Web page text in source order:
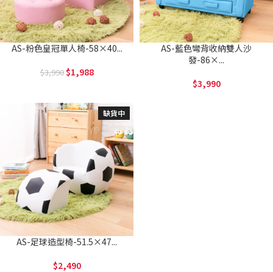
AS-粉色皇冠單人椅-58×40...
3,990 1,988
AS-藍色彎背收納雙人沙
發-86×...
3,990
缺貨中
AS-足球造型椅-51.5×47...
2,490